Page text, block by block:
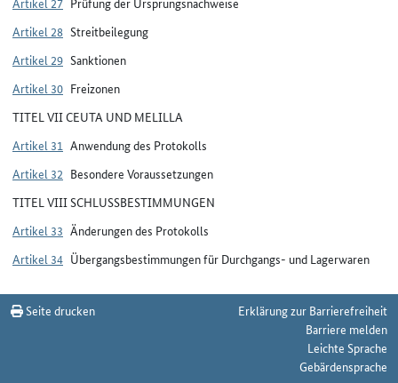
Artikel 28 Streitbeilegung
Artikel 29 Sanktionen
Artikel 30 Freizonen
TITEL VII CEUTA UND MELILLA
Artikel 31 Anwendung des Protokolls
Artikel 32 Besondere Voraussetzungen
TITEL VIII SCHLUSSBESTIMMUNGEN
Artikel 33 Änderungen des Protokolls
Artikel 34 Übergangsbestimmungen für Durchgangs- und Lagerwaren
Seite drucken
Erklärung zur Barrierefreiheit
Barriere melden
Leichte Sprache
Gebärdensprache